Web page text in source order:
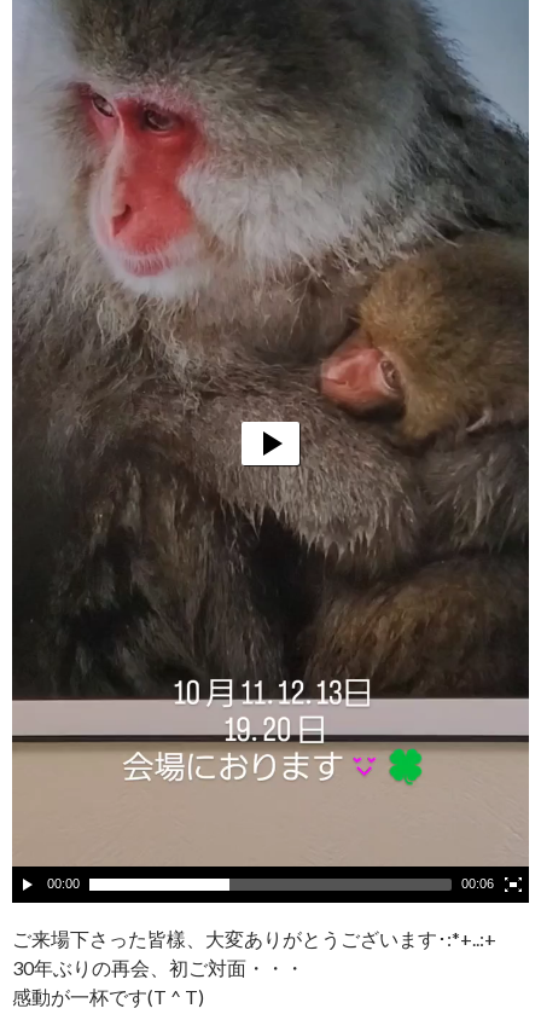
00:00 00:06
ご来場下さった皆樣、大変ありがとうございます･:*+..:+
30年ぶりの再会、初ご対面・・・
感動が一杯です(T ^ T)